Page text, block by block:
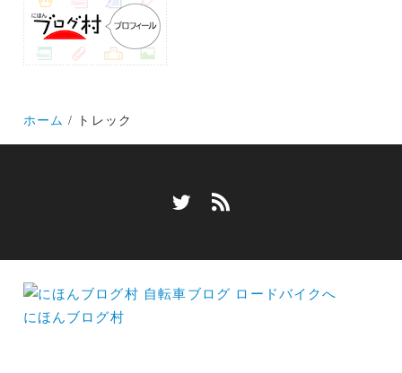
ホーム トレック
にほんブログ村